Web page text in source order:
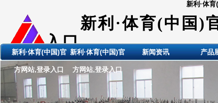
新利·体
新利·体育(中国)
入口
ShanDong HuiDE
新利·体育(中国)官
方网站,登录入口
新利·体育(中国)官
方网站,登录入口
新闻资讯 产品